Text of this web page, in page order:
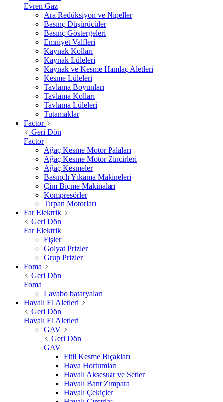
Evren Gaz
Ara Redüksiyon ve Nipeller
Basınç Düşürücüler
Basınç Göstergeleri
Emniyet Valfleri
Kaynak Kolları
Kaynak Lüleleri
Kaynak ve Kesme Hamlaç Aletleri
Kesme Lüleleri
Tavlama Boyunları
Tavlama Kolları
Tavlama Lüleleri
Tutamaklar
Factor
Geri Dön
Factor
Ağaç Kesme Motor Palaları
Ağaç Kesme Motor Zincirleri
Ağaç Kesmeler
Basınçlı Yıkama Makineleri
Çim Biçme Makinaları
Kompresörler
Tırpan Motorları
Far Elektrik
Geri Dön
Far Elektrik
Fişler
Golyat Prizler
Grup Prizler
Foma
Geri Dön
Foma
Lavabo bataryaları
Havalı El Aletleri
Geri Dön
Havalı El Aletleri
GAV
Geri Dön
GAV
Fitil Kesme Bıçakları
Hava Hortumları
Havalı Aksesuar ve Setler
Havalı Bant Zımpara
Havalı Çekiçler